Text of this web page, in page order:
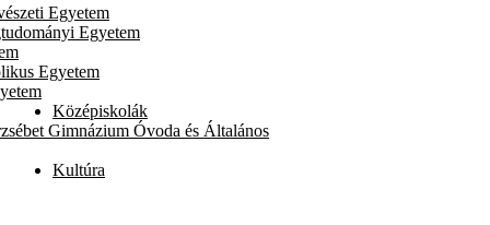
Egyetem
Egyetem
Egyetem
Középiskolák
Gimnázium Óvoda és Általános
Kultúra